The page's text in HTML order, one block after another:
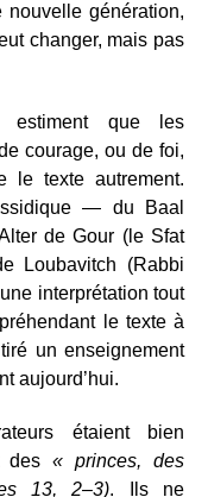
génération,
changer, mais pas
estiment que les
courage, ou de foi,
texte autrement.
— du Baal
de Gour (le Sfat
Loubavitch (Rabbi
interprétation tout
le texte à
un enseignement
aujourd’hui.
étaient bien
des« princes, des
13, 2–3). Ils ne